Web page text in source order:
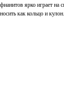
фианитов ярко играет
носить как кольцо и